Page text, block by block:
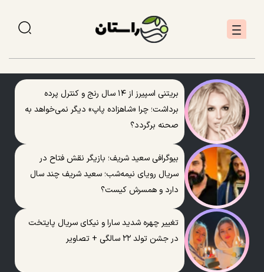
بریتنی اسپیرز از ۱۴ سال رنج و کنترل پرده
برداشت؛ چرا «شاهزاده پاپ» دیگر نمی‌خواهد به
صحنه برگردد؟
بیوگرافی سعید شریف؛ بازیگر نقش فتاح در
سریال رویای نیمه‌شب؛ سعید شریف چند سال
دارد و همسرش کیست؟
تغییر چهره شدید سارا و نیکای سریال پایتخت
در جشن تولد ۲۲ سالگی + تصاویر